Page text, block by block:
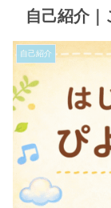
自己紹介｜
自己紹介